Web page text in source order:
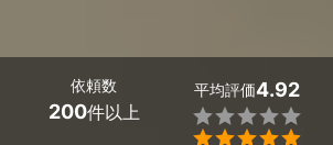
依頼数
200件以上
平均評価4.92

